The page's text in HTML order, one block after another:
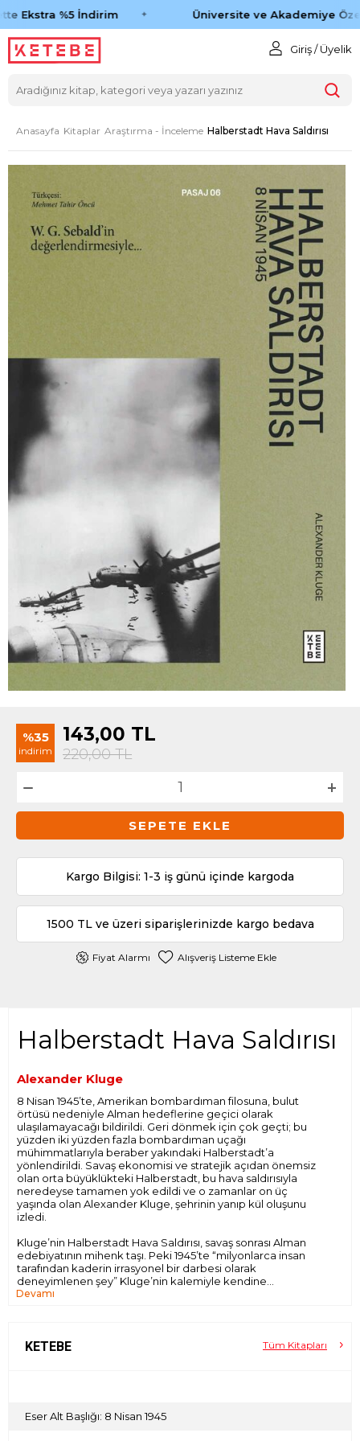
Ekstra %5 İndirim Üniversite ve Akademiye
Giriş / Üyelik
Anasayfa Kitaplar Araştırma - İnceleme Halberstadt Hava Saldırısı
%35
indirim
143,00 TL
220,00TL
SEPETE EKLE
Kargo Bilgisi: 1-3 iş günü içinde kargoda
1500 TL ve üzeri siparişlerinizde kargo bedava
Fiyat Alarmı Alışveriş Listeme Ekle
Halberstadt Hava Saldırısı
Alexander Kluge
8 Nisan 1945’te, Amerikan bombardıman filosuna, bulut
örtüsü nedeniyle Alman hedeflerine geçici olarak
ulaşılamayacağı bildirildi. Geri dönmek için çok geçti; bu
yüzden iki yüzden fazla bombardıman uçağı
mühimmatlarıyla beraber yakındaki Halberstadt’a
yönlendirildi. Savaş ekonomisi ve stratejik açıdan önemsiz
olan orta büyüklükteki Halberstadt, bu hava saldırısıyla
neredeyse tamamen yok edildi ve o zamanlar on üç
yaşında olan Alexander Kluge, şehrinin yanıp kül oluşunu
izledi.
Kluge’nin Halberstadt Hava Saldırısı, savaş sonrası Alman
edebiyatının mihenk taşı. Peki 1945’te “milyonlarca insan
tarafından kaderin irrasyonel bir darbesi olarak
deneyimlenen şey” Kluge’nin kalemiyle kendine
edebiyatta neden ancak 1970 yılında yer buldu? W. G.
kolektif hafıza kaybını irdelemiştir. Fotoğrafları, diyagramları
Devamı
KETEBE Tüm Kitapları
Eser Alt Başlığı: 8 Nisan 1945